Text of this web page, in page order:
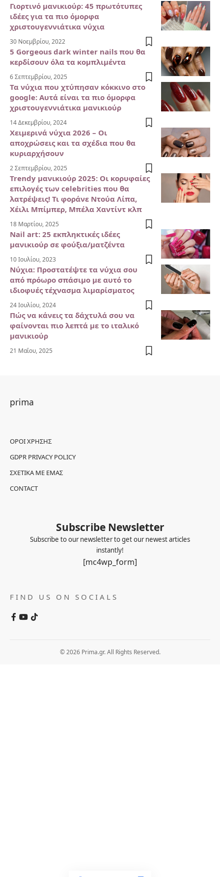
Γιορτινό μανικιούρ: 45 πρωτότυπες
ιδέες για τα πιο όμορφα
χριστουγεννιάτικα νύχια
30 Νοεμβρίου, 2022
5 Gorgeous dark winter nails που θα
κερδίσουν όλα τα κομπλιμέντα
6 Σεπτεμβρίου, 2025
Τα νύχια που χτύπησαν κόκκινο στο
google: Αυτά είναι τα πιο όμορφα
χριστουγεννιάτικα μανικιούρ
14 Δεκεμβρίου, 2024
Χειμερινά νύχια 2026 – Οι
αποχρώσεις και τα σχέδια που θα
κυριαρχήσουν
2 Σεπτεμβρίου, 2025
Trendy μανικιούρ 2025: Οι κορυφαίες
επιλογές των celebrities που θα
λατρέψεις! Τι φοράνε Ντούα Λίπα,
Χέιλι Μπίμπερ, Μπέλα Χαντίντ κλπ
18 Μαρτίου, 2025
Nail art: 25 εκπληκτικές ιδέες
μανικιούρ σε φούξια/ματζέντα
10 Ιουλίου, 2023
Νύχια: Προστατέψτε τα νύχια σου
από πρόωρο σπάσιμο με αυτό το
ιδιοφυές τέχνασμα λιμαρίσματος
24 Ιουλίου, 2024
Πώς να κάνεις τα δάχτυλά σου να
φαίνονται πιο λεπτά με το ιταλικό
μανικιούρ
21 Μαΐου, 2025
prima
ΌΡΟΙ ΧΡΉΣΗΣ
GDPR PRIVACY POLICY
ΣΧΕΤΙΚΆ ΜΕ ΕΜΆΣ
CONTACT
Subscribe Newsletter
Subscribe to our newsletter to get our newest articles
instantly!
[mc4wp_form]
FIND US ON SOCIALS
© 2026 Prima.gr. All Rights Reserved.